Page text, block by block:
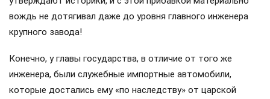
вождь не дотягивал даже до уровня главного инженера
крупного завода!
Конечно, у главы государства, в отличие от того же
инженера, были служебные импортные автомобили,
которые достались ему «по наследству» от царской